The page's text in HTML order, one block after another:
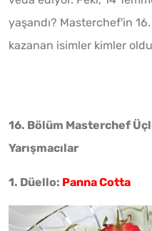
yaşandı? Masterchef'in
kazanan isimler kimler
16. Bölüm Masterchef
Yarışmacılar
1. Düello: Panna Cotta